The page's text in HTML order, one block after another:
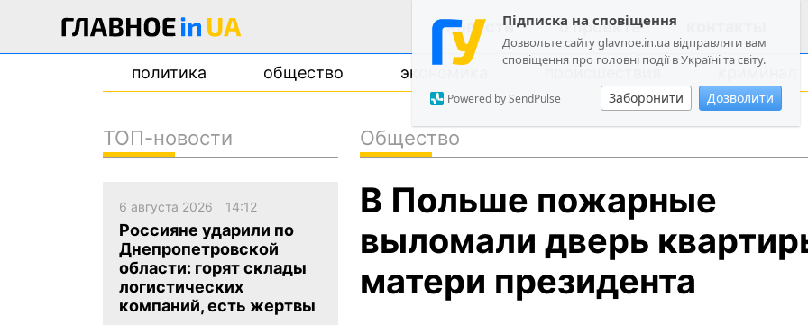
Підписка на сповіщення
Дозвольте сайту glavnoe.in.ua відправляти вам
сповіщення про головні події в Україні та світу.
Заборонити Дозволити
Powered by SendPulse
новости о проекте
политика общество экономика происшествия криминал
политика
общество
экономика
происшествия
криминал
Общество
В Польше пожарные
выломали дверь
матери президента
ТОП-новости
6 августа 2026 14:12
Россияне ударили по
Днепропетровской
области: горят склады
логистических
компаний, есть жертвы